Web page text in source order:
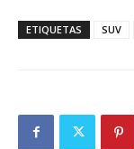
ETIQUETAS SUV